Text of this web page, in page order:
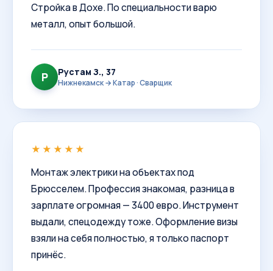
Стройка в Дохе. По специальности варю
металл, опыт большой.
Р Рустам З., 37
Нижнекамск → Катар · Сварщик
★★★★★
Монтаж электрики на объектах под
Брюсселем. Профессия знакомая, разница в
зарплате огромная — 3400 евро. Инструмент
выдали, спецодежду тоже. Оформление визы
взяли на себя полностью, я только паспорт
принёс.